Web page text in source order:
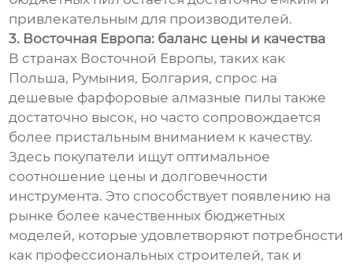
привлекательным для производителей.
3. Восточная Европа: баланс цены и качества
В странах Восточной Европы, таких как
Польша, Румыния, Болгария, спрос на
дешевые фарфоровые алмазные пилы также
достаточно высок, но часто сопровождается
более пристальным вниманием к качеству.
Здесь покупатели ищут оптимальное
соотношение цены и долговечности
инструмента. Это способствует появлению на
рынке более качественных бюджетных
моделей, которые удовлетворяют потребности
как профессиональных строителей, так и